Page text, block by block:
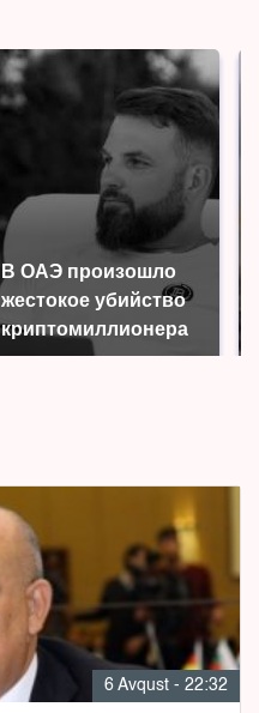
В ОАЭ произошло
жестокое убийство
криптомиллионера
6 Avqust - 22:32